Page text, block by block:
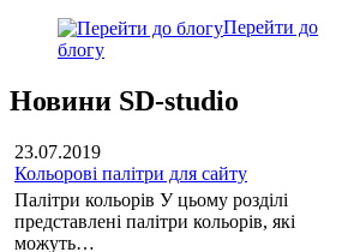
Перейти до
блогу
Новини SD-studio
23.07.2019
Кольорові палітри для сайту
Палітри кольорів У цьому розділі
представлені палітри кольорів, які
можуть…